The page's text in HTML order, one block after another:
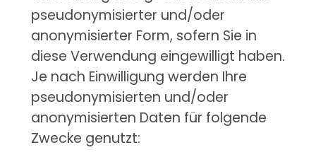
pseudonymisierter und/oder
anonymisierter Form, sofern Sie in
diese Verwendung eingewilligt haben.
Je nach Einwilligung werden Ihre
pseudonymisierten und/oder
anonymisierten Daten für folgende
Zwecke genutzt: